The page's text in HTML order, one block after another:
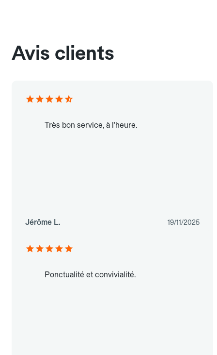
Avis clients
Très bon service, à l'heure.
Jérôme L. 19/11/2025
Ponctualité et convivialité.